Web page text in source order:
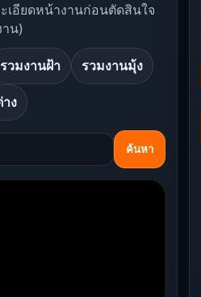
เอียดหน้างานก่อนตัดสินใจ
น)
รวมงานฝ้า รวมงานมุ้ง
ง
ค้นหา